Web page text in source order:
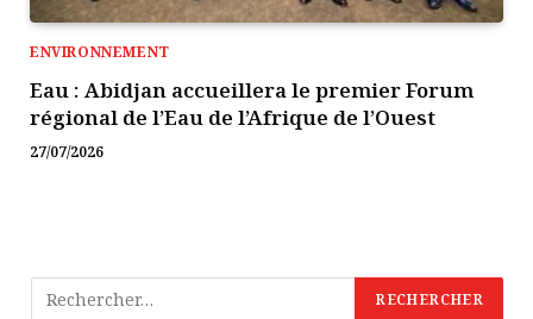
ENVIRONNEMENT
Eau : Abidjan accueillera le premier Forum
régional de l’Eau de l’Afrique de l’Ouest
27/07/2026